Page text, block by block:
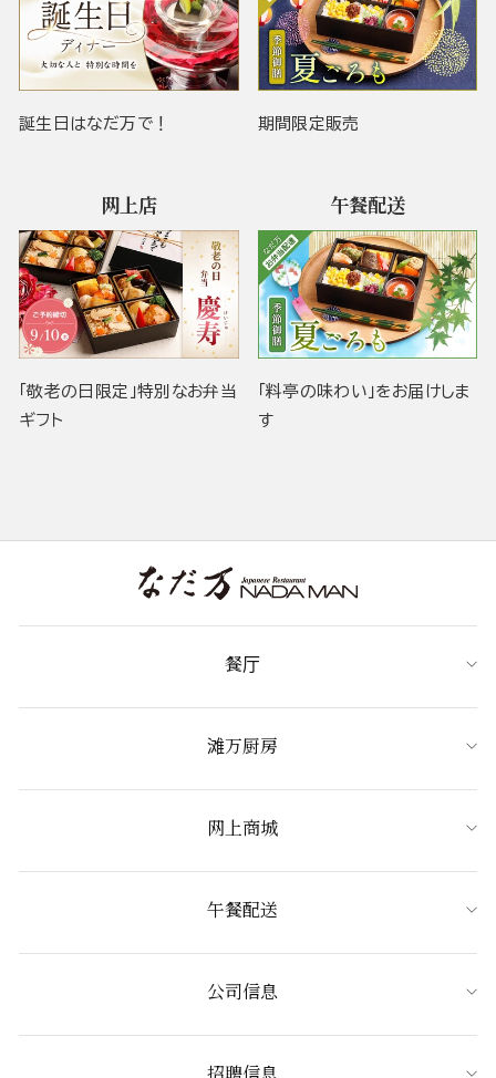
誕生日はなだ万で！ 期間限定販売
网上店
「敬老の日限定」特別なお弁当
ギフト
午餐配送
「料亭の味わい」をお届けしま
す
餐厅
滩万厨房
网上商城
午餐配送
公司信息